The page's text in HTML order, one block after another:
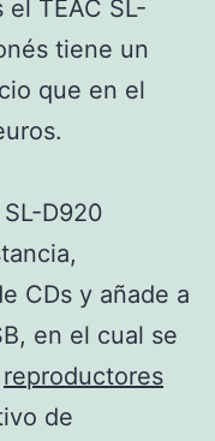
TEAC SL-
tiene un
que en el
D920
CDs y añade a
en el cual se
reproductores
de